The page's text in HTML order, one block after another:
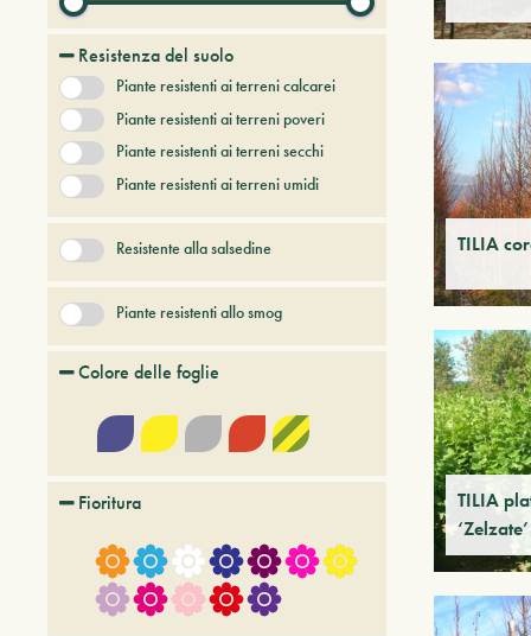
TILIA
TILIA
Alberi e arbusti persistenti
Alberi e piante del futuro
Conifere
+ Show More
Resistenza del suolo
Piante resistenti ai terreni calcarei
Piante resistenti ai terreni poveri
Piante resistenti ai terreni secchi
Piante resistenti ai terreni umidi
Resistente alla salsedine
Piante resistenti allo smog
Colore delle foglie
Fioritura